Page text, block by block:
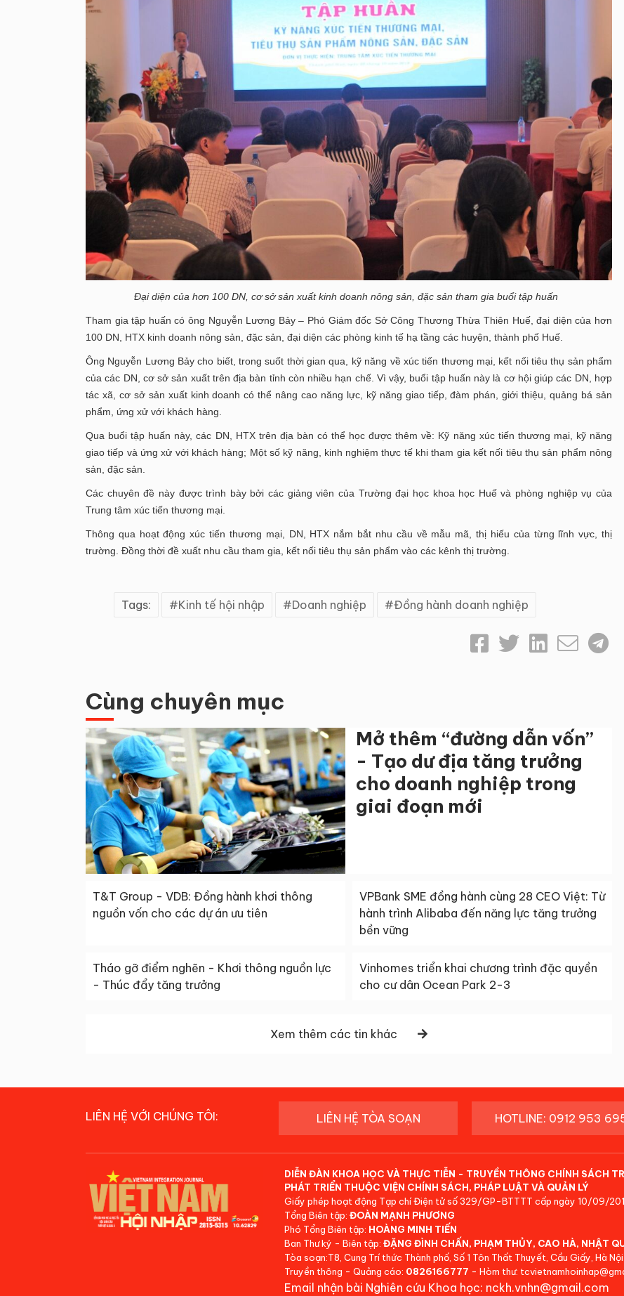
Đại diện của hơn 100 DN, cơ sở sản xuất kinh doanh nông sản, đặc sản tham gia buổi tập huấn
Tham gia tập huấn có ông Nguyễn Lương Bảy – Phó Giám đốc Sở Công Thương Thừa Thiên Huế, đại diện của hơn
100 DN, HTX kinh doanh nông sản, đặc sản, đại diện các phòng kinh tế hạ tầng các huyện, thành phố Huế.
Ông Nguyễn Lương Bảy cho biết, trong suốt thời gian qua, kỹ năng về xúc tiến thương mại, kết nối tiêu thụ sản phẩm
của các DN, cơ sở sản xuất trên địa bàn tỉnh còn nhiều hạn chế. Vì vậy, buổi tập huấn này là cơ hội giúp các DN, hợp
tác xã, cơ sở sản xuất kinh doanh có thể nâng cao năng lực, kỹ năng giao tiếp, đàm phán, giới thiệu, quảng bá sản
phẩm, ứng xử với khách hàng.
Qua buổi tập huấn này, các DN, HTX trên địa bàn có thể học được thêm về: Kỹ năng xúc tiến thương mại, kỹ năng
giao tiếp và ứng xử với khách hàng; Một số kỹ năng, kinh nghiệm thực tế khi tham gia kết nối tiêu thụ sản phẩm nông
sản, đặc sản.
Các chuyên đề này được trình bày bởi các giảng viên của Trường đại học khoa học Huế và phòng nghiệp vụ của
Trung tâm xúc tiến thương mại.
Thông qua hoạt động xúc tiến thương mại, DN, HTX nắm bắt nhu cầu về mẫu mã, thị hiếu của từng lĩnh vực, thị
trường. Đồng thời đề xuất nhu cầu tham gia, kết nối tiêu thụ sản phẩm vào các kênh thị trường.
Tags: Kinh tế hội nhập Doanh nghiệp Đồng hành doanh nghiệp
Cùng chuyên mục
Mở thêm “đường dẫn vốn”
- Tạo dư địa tăng trưởng
cho doanh nghiệp trong
giai đoạn mới
T&T Group - VDB: Đồng hành khơi thông
nguồn vốn cho các dự án ưu tiên
VPBank SME đồng hành cùng 28 CEO Việt: Từ
hành trình Alibaba đến năng lực tăng trưởng
bền vững
Tháo gỡ điểm nghẽn - Khơi thông nguồn lực
- Thúc đẩy tăng trưởng
Vinhomes triển khai chương trình đặc quyền
cho cư dân Ocean Park 2-3
Xem thêm các tin khác
LIÊN HỆ VỚI CHÚNG TÔI: LIÊN HỆ TÒA SOẠN HOTLINE: 0912 953
DIỄN ĐÀN KHOA HỌC VÀ THỰC TIỄN - TRUYỀN THÔNG CHÍNH SÁCH
PHÁT TRIỂN THUỘC VIỆN CHÍNH SÁCH, PHÁP LUẬT VÀ QUẢN LÝ
Giấy phép hoạt động Tạp chí Điện tử số 329/GP-BTTTT cấp ngày 10/09/
Tổng Biên tập: ĐOÀN MẠNH PHƯƠNG
Phó Tổng Biên tập: HOÀNG MINH TIẾN
Ban Thư ký - Biên tập: ĐẶNG ĐÌNH CHẤN, PHẠM THỦY, CAO HÀ, NHẬT
Tòa soạn:T8, Cung Trí thức Thành phố, Số 1 Tôn Thất Thuyết, Cầu Giấy, Hà Nội.
Truyền thông - Quảng cáo: 0826166777 - Hòm thư:
Email nhận bài Nghiên cứu Khoa học: nckh.vnhn@gmail.com